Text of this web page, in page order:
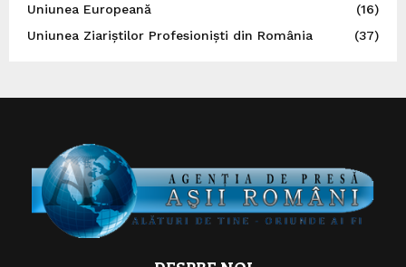
Uniunea Europeană
(16)
Uniunea Ziariștilor Profesioniști din România
(37)